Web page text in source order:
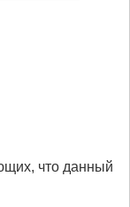
что данный